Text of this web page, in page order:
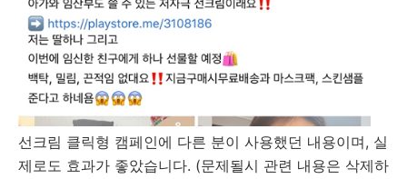
선크림 클릭형 캠페인에 다른 분이 사용했던 내용이며, 실
제로도 효과가 좋았습니다. (문제될시 관련 내용은 삭제하